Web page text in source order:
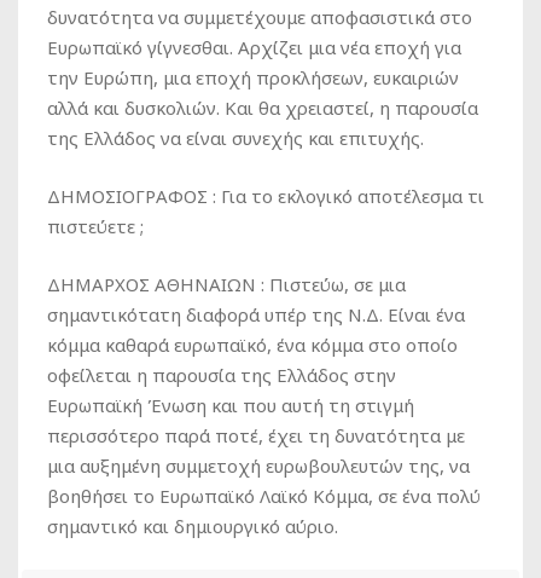
δυνατότητα να συμμετέχουμε αποφασιστικά στο
Ευρωπαϊκό γίγνεσθαι. Αρχίζει μια νέα εποχή για
την Ευρώπη, μια εποχή προκλήσεων, ευκαιριών
αλλά και δυσκολιών. Και θα χρειαστεί, η παρουσία
της Ελλάδος να είναι συνεχής και επιτυχής.
ΔΗΜΟΣΙΟΓΡΑΦΟΣ : Για το εκλογικό αποτέλεσμα τι
πιστεύετε ;
ΔΗΜΑΡΧΟΣ ΑΘΗΝΑΙΩΝ : Πιστεύω, σε μια
σημαντικότατη διαφορά υπέρ της Ν.Δ. Είναι ένα
κόμμα καθαρά ευρωπαϊκό, ένα κόμμα στο οποίο
οφείλεται η παρουσία της Ελλάδος στην
Ευρωπαϊκή Ένωση και που αυτή τη στιγμή
περισσότερο παρά ποτέ, έχει τη δυνατότητα με
μια αυξημένη συμμετοχή ευρωβουλευτών της, να
βοηθήσει το Ευρωπαϊκό Λαϊκό Κόμμα, σε ένα πολύ
σημαντικό και δημιουργικό αύριο.